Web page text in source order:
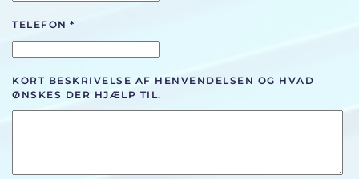
TELEFON *
KORT BESKRIVELSE AF HENVENDELSEN OG HVAD
ØNSKES DER HJÆLP TIL.